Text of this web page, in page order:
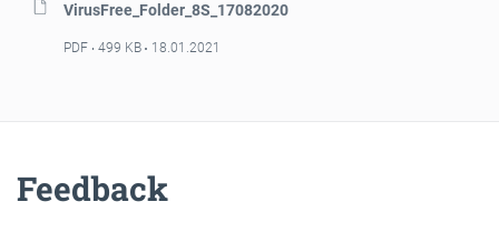
VirusFree_Folder_8S_17082020
PDF 499 KB 18.01.2021
Feedback